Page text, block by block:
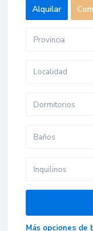
Alquilar
Provincia
Dormitorios
Baños
Inquilinos
Más opciones de